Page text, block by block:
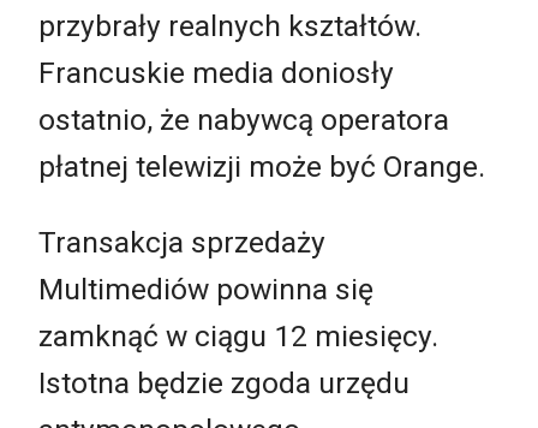
przybrały realnych kształtów.
Francuskie media doniosły
ostatnio, że nabywcą operatora
płatnej telewizji może być Orange.
Transakcja sprzedaży
Multimediów powinna się
zamknąć w ciągu 12 miesięcy.
Istotna będzie zgoda urzędu